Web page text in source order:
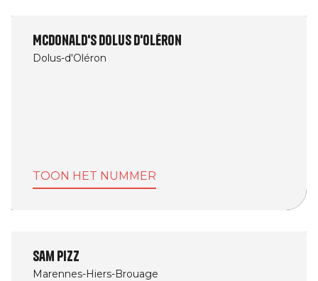
McDonald's Dolus d'Oléron
Dolus-d'Oléron
TOON HET NUMMER
Sam Pizz
Marennes-Hiers-Brouage